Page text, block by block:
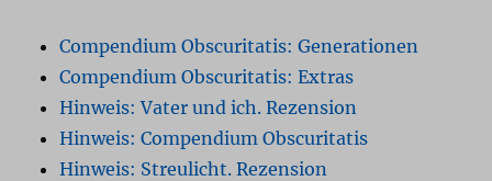
Compendium Obscuritatis: Generationen
Compendium Obscuritatis: Extras
Hinweis: Vater und ich. Rezension
Hinweis: Compendium Obscuritatis
Hinweis: Streulicht. Rezension